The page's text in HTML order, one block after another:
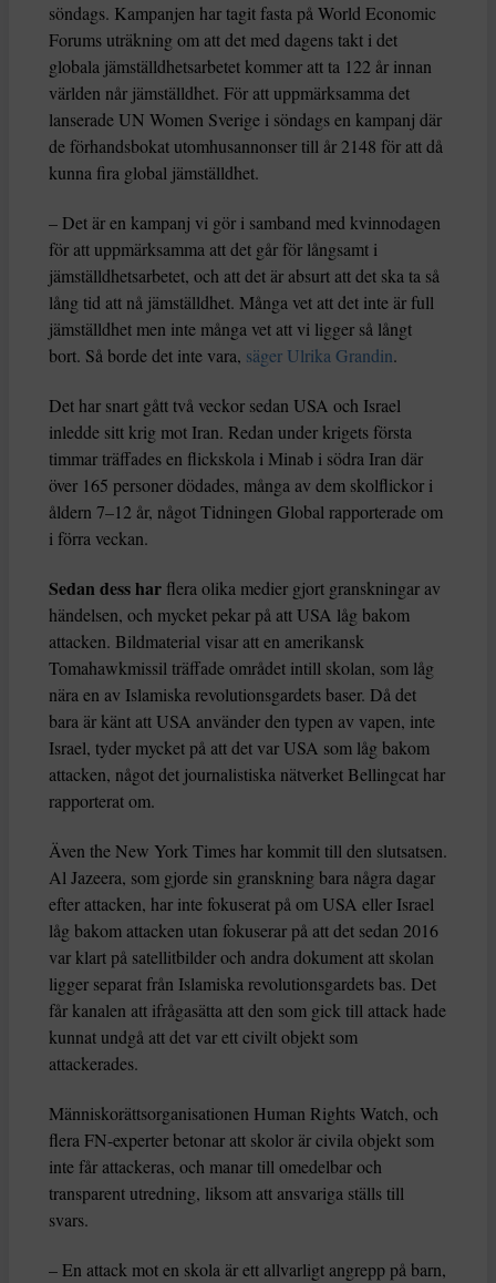
söndags. Kampanjen har tagit fasta på World Economic
Forums uträkning om att det med dagens takt i det
globala jämställdhetsarbetet kommer att ta 122 år innan
världen når jämställdhet. För att uppmärksamma det
lanserade UN Women Sverige i söndags en kampanj där
de förhandsbokat utomhusannonser till år 2148 för att då
kunna fira global jämställdhet.
– Det är en kampanj vi gör i samband med kvinnodagen
för att uppmärksamma att det går för långsamt i
jämställdhetsarbetet, och att det är absurt att det ska ta så
lång tid att nå jämställdhet. Många vet att det inte är full
jämställdhet men inte många vet att vi ligger så långt
bort. Så borde det inte vara, säger Ulrika Grandin.
Det har snart gått två veckor sedan USA och Israel
inledde sitt krig mot Iran. Redan under krigets första
timmar träffades en flickskola i Minab i södra Iran där
över 165 personer dödades, många av dem skolflickor i
åldern 7–12 år, något Tidningen Global rapporterade om
i förra veckan.
Sedan dess har flera olika medier gjort granskningar av
händelsen, och mycket pekar på att USA låg bakom
attacken. Bildmaterial visar att en amerikansk
Tomahawkmissil träffade området intill skolan, som låg
nära en av Islamiska revolutionsgardets baser. Då det
bara är känt att USA använder den typen av vapen, inte
Israel, tyder mycket på att det var USA som låg bakom
attacken, något det journalistiska nätverket Bellingcat har
rapporterat om.
Även the New York Times har kommit till den slutsatsen.
Al Jazeera, som gjorde sin granskning bara några dagar
efter attacken, har inte fokuserat på om USA eller Israel
låg bakom attacken utan fokuserar på att det sedan 2016
var klart på satellitbilder och andra dokument att skolan
ligger separat från Islamiska revolutionsgardets bas. Det
får kanalen att ifrågasätta att den som gick till attack hade
kunnat undgå att det var ett civilt objekt som
attackerades.
Människorättsorganisationen Human Rights Watch, och
flera FN-experter betonar att skolor är civila objekt som
inte får attackeras, och manar till omedelbar och
transparent utredning, liksom att ansvariga ställs till
svars.
– En attack mot en skola är ett allvarligt angrepp på barn,